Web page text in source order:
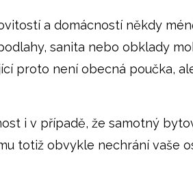
a domácností někdy
sanita nebo obklady
proto není obecná poučka,
i v případě, že samotný
totiž obvykle nechrání vaše